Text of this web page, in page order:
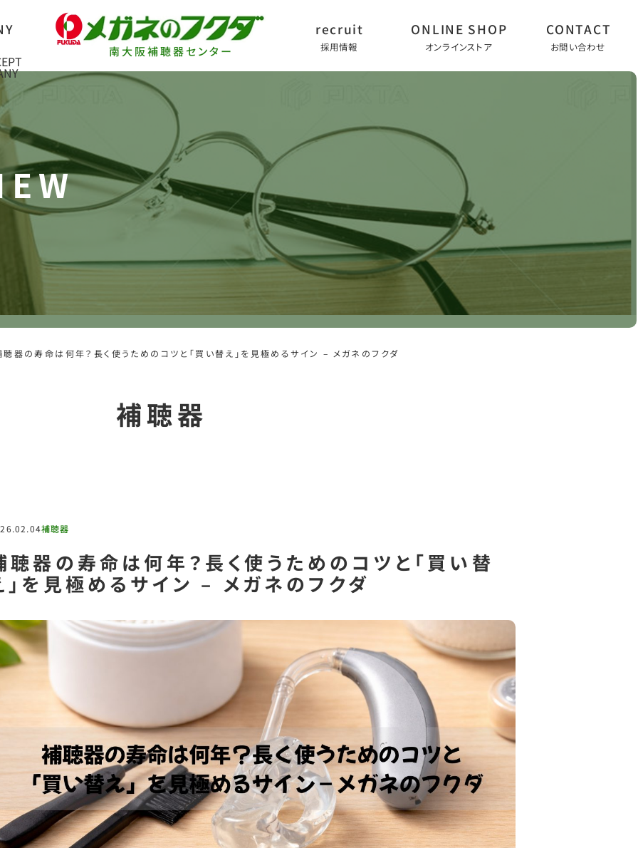
南大阪補聴器センター 採用情報 オンラインストア お問い合わせ
聴器の寿命は何年？長く使うためのコツと「買い替え」を見極めるサイン – メガネのフクダ
補聴器
補聴器
聴器の寿命は何年？長く使うためのコツと「買い替
」を見極めるサイン – メガネのフクダ